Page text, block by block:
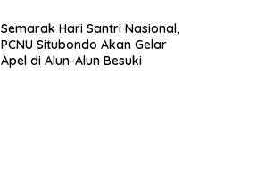
Semarak Hari Santri Nasional,
PCNU Situbondo Akan Gelar
Apel di Alun-Alun Besuki